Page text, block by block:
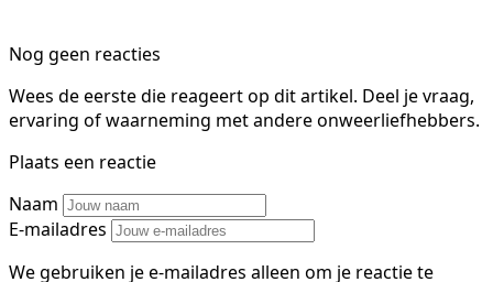
Nog geen reacties
Wees de eerste die reageert op dit artikel. Deel je vraag,
ervaring of waarneming met andere onweerliefhebbers.
Plaats een reactie
Naam
E-mailadres
We gebruiken je e-mailadres alleen om je reactie te